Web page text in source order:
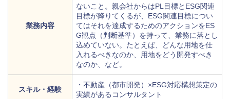
業務内容
ないこと。親会社からはPL目標とESG関連
目標が降りてくるが、ESG関連目標につい
てはそれを達成するためのアクションをES
G観点（判断基準）を持って、業務に落とし
込めていない。たとえば、どんな用地を仕
入れるべきなのか、用地をどう開発すべき
なのか、など。
スキル・経験
・不動産（都市開発）×ESG対応構想策定の
実績があるコンサルタント